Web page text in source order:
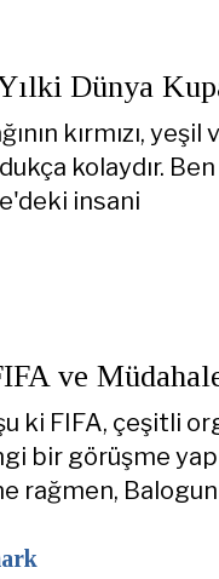
Dünya
kırmızı,
kolaydır.
insani
ve
ki FIFA, çeşitli
bir görüşme
rağmen,